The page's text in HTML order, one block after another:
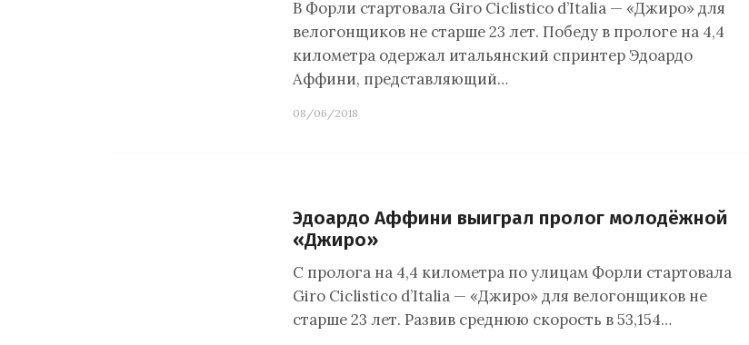
В Форли стартовала Giro Ciclistico d’Italia — «Джиро» для
велогонщиков не старше 23 лет. Победу в прологе на 4,4
километра одержал итальянский спринтер Эдоардо
Аффини, представляющий…
08/06/2018
Эдоардо Аффини выиграл пролог молодёжной
«Джиро»
С пролога на 4,4 километра по улицам Форли стартовала
Giro Ciclistico d’Italia — «Джиро» для велогонщиков не
старше 23 лет. Развив среднюю скорость в 53,154…